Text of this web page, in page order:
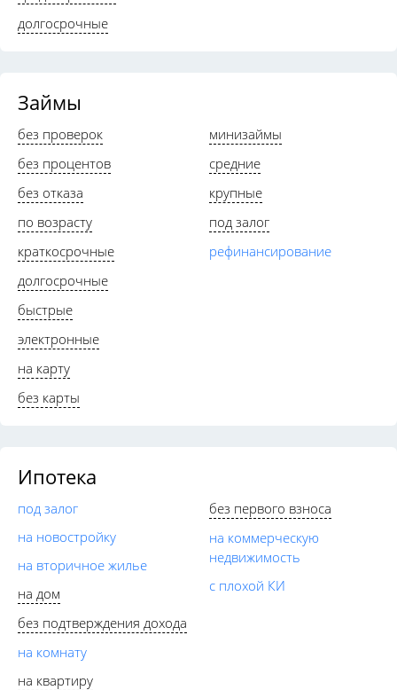
долгосрочные
Займы
без проверок
без процентов
без отказа
по возрасту
краткосрочные
долгосрочные
быстрые
электронные
на карту
без карты
минизаймы
средние
крупные
под залог
рефинансирование
Ипотека
под залог
на новостройку
на вторичное жилье
на дом
без подтверждения дохода
на комнату
на квартиру
без первого взноса
на коммерческую
недвижимость
с плохой КИ